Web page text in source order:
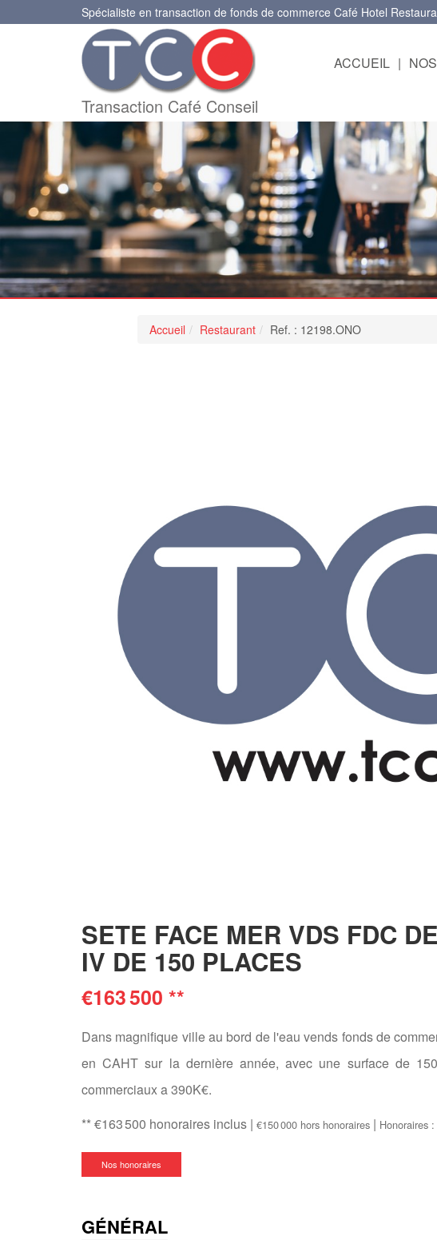
Spécialiste en transaction de fonds de commerce Café Hotel
Transaction Café Conseil
ACCUEIL |
Accueil Restaurant Ref. : 12198.ONO
SETE FACE MER VDS FDC
IV DE 150 PLACES
€163 500 **
Dans magnifique ville au bord de l'eau vends fonds de
en CAHT sur la dernière année, avec une surface de
commerciaux a 390K€.
** €163 500 honoraires inclus | €150 000 hors honoraires | Honoraires
Nos honoraires
GÉNÉRAL